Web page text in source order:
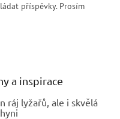
příspěvky. Prosím
a inspirace
ráj lyžařů, ale i skvělá